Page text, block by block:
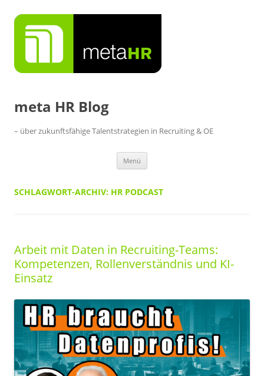
Inhalt
springen
meta HR Blog
– über zukunftsfähige Talentstrategien in Recruiting & OE
Menü
SCHLAGWORT-ARCHIV: HR PODCAST
Arbeit mit Daten in Recruiting-Teams:
Kompetenzen, Rollenverständnis und KI-
Einsatz